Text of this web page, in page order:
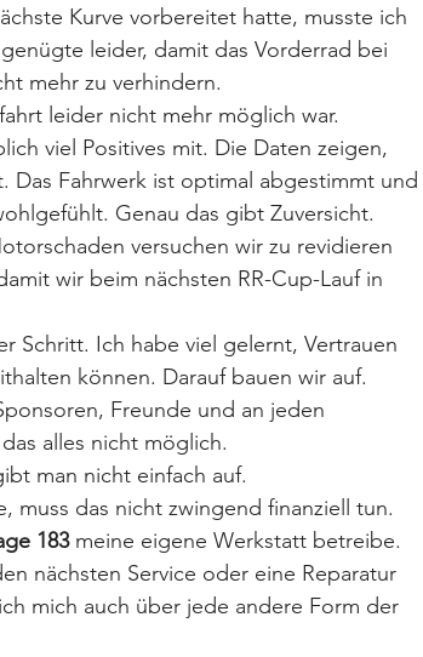
Kurve vorbereitet hatte, musste ich
leider, damit das Vorderrad bei
mehr zu verhindern.
leider nicht mehr möglich war.
viel Positives mit. Die Daten zeigen,
Das Fahrwerk ist optimal abgestimmt und
Genau das gibt Zuversicht.
versuchen wir zu revidieren
wir beim nächsten RR-Cup-Lauf in
Schritt. Ich habe viel gelernt, Vertrauen
können. Darauf bauen wir auf.
Freunde und an jeden
alles nicht möglich.
man nicht einfach auf.
muss das nicht zwingend finanziell tun.
183 meine eigene Werkstatt betreibe.
nächsten Service oder eine Reparatur
mich auch über jede andere Form der